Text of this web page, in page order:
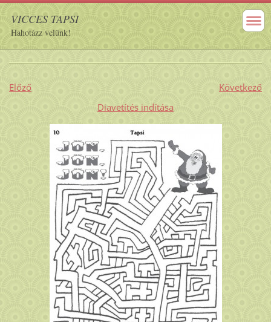
VICCES TAPSI
Hahotázz velünk!
Előző
Következő
Diavetítés indítása